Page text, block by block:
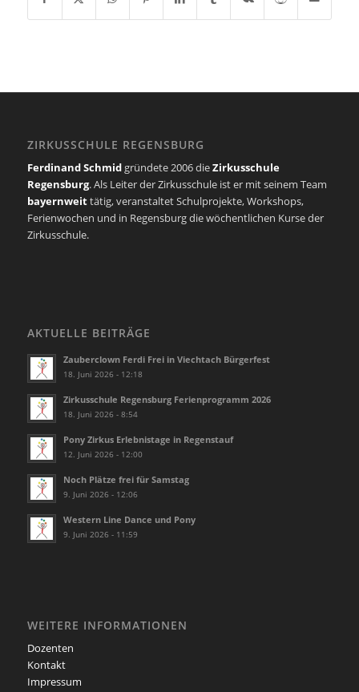
ZIRKUSSCHULE REGENSBURG
Ferdinand Schmidgründete 2006 dieZirkusschule
Regensburg. Als Leiter der Zirkusschule ist er mit seinem Team
bayernweittätig, veranstaltet Schulprojekte, Workshops,
Ferienwochen und in Regensburg die wöchentlichen Kurse der
Zirkusschule.
AKTUELLE BEITRÄGE
Zauberclown Ferdi Frei in Viechtach Bürgerfest
18. Juni 2026 - 12:18
Zirkusschule Regensburg Ferienprogramm 2026
18. Juni 2026 - 8:54
Pony Zirkus Erlebnistage in Regenstauf
12. Juni 2026 - 12:00
Noch Plätze frei für Samstag
9. Juni 2026 - 12:06
Western Line Dance und Pony
9. Juni 2026 - 11:59
WEITERE INFORMATIONEN
Dozenten
Kontakt
Impressum